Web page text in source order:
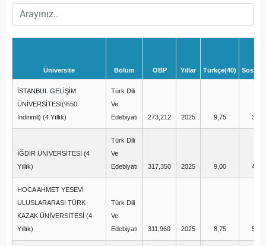
Üniversite Bölüm OBP Yıllar Türkçe(40)
İSTANBUL GELİŞİM
ÜNİVERSİTESİ(%50
İndirimli) (4 Yıllık)
Türk Dili
Ve
Edebiyatı
273,212 2025 9,75 3,00
IĞDIR ÜNİVERSİTESİ (4
Yıllık)
Türk Dili
Ve
Edebiyatı
317,350 2025 9,00 4,00
HOCA AHMET YESEVİ
ULUSLARARASI TÜRK-
KAZAK ÜNİVERSİTESİ (4
Yıllık)
Türk Dili
Ve
Edebiyatı
311,960 2025 8,75 5,50